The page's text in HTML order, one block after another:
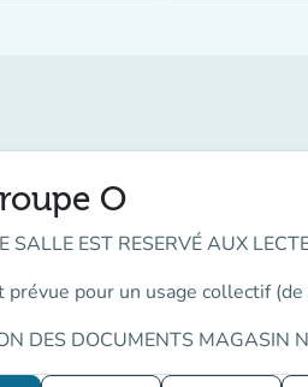
O
SALLE EST RESERVÉ AUX
pour un usage collectif
DES DOCUMENTS MAGASIN